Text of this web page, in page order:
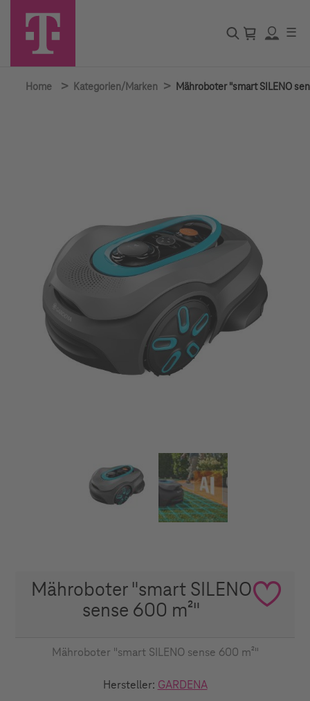
☰
Home > Kategorien/Marken > Mähroboter "smart SILENO
Mähroboter "smart SILENO
sense 600 m²"
Mähroboter "smart SILENO sense 600 m²"
Hersteller: GARDENA